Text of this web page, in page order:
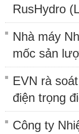
RusHydro
Nhà máy
mốc sản
EVN rà
điện trọng
Công ty